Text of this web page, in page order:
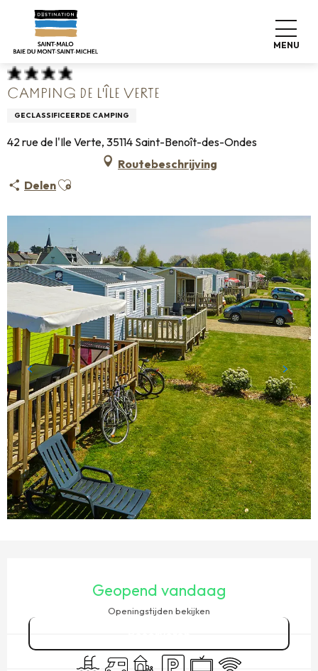
contenu
MENU
Home Koffers pakken
Campings
Camping de l'Île Verte
CAMPING DE L'ÎLE VERTE
GECLASSIFICEERDE CAMPING
42 rue de l'Ile Verte, 35114 Saint-Benoît-des-Ondes
Routebeschrijving
DelenAjouter aux favoris
Geopend vandaag
Openingstijden bekijken
ZwembadCamperKinderspelen / Speelruimte
Parkeerplaats
Televisie
Wifi